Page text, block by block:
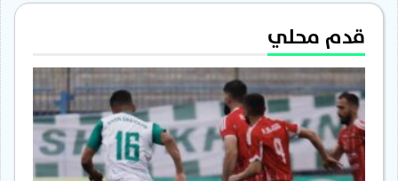
قدم محلي